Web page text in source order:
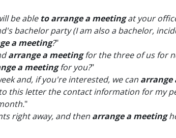
be able to arrange a meetingat your
bachelor party (I am also a bachelor,
a meeting?"
arrange a meetingfor the three of us for
a meetingfor you?"
and, if you're interested, we can arrange
this letter the contact information for my
"
right away, and then arrange a meeting